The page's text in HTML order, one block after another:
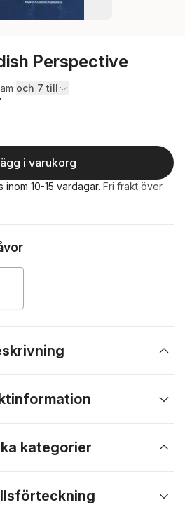
Perspective
och 7 till
i varukorg
inom 10-15 vardagar. Fri frakt över
kategorier